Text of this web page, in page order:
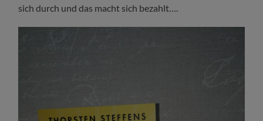
sich durch und das macht sich bezahlt….